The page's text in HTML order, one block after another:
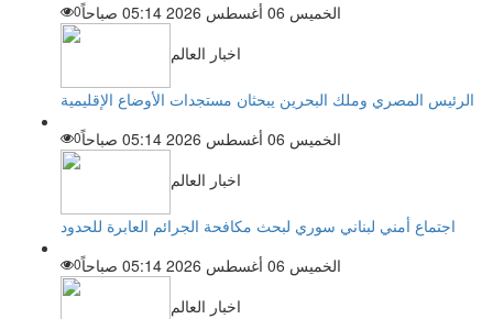
الخميس 06 أغسطس 2026 05:14 صباحاً
0
اخبار العالم
الرئيس المصري وملك البحرين يبحثان مستجدات الأوضاع الإقليمية
الخميس 06 أغسطس 2026 05:14 صباحاً
0
اخبار العالم
اجتماع أمني لبناني سوري لبحث مكافحة الجرائم العابرة للحدود
الخميس 06 أغسطس 2026 05:14 صباحاً
0
اخبار العالم